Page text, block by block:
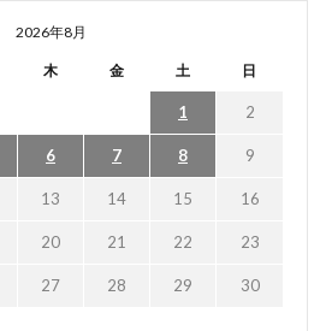
2026年8月
木 金 土 日
1 2
6 7 8 9
13 14 15 16
20 21 22 23
27 28 29 30